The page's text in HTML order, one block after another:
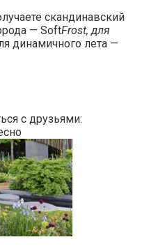
скандинавский
— SoftFrost, для
динамичного лета —
с друзьями: